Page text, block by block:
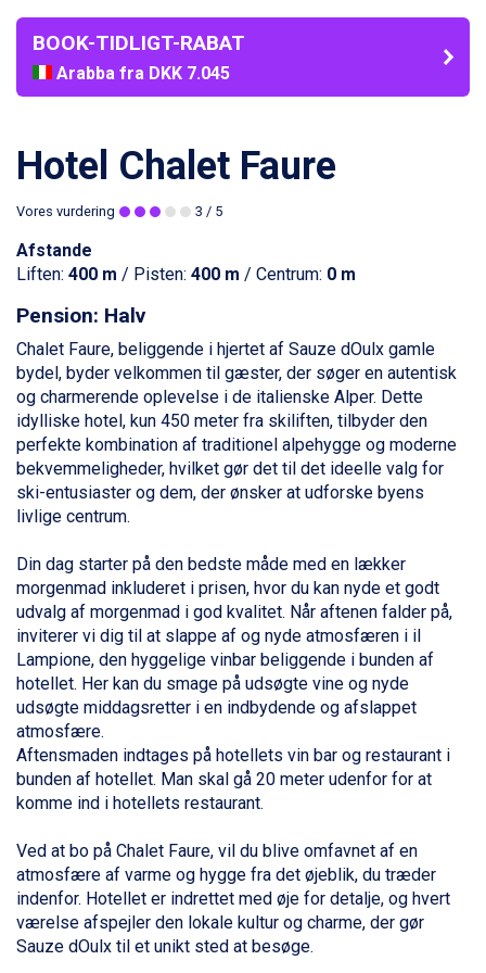
BOOK-TIDLIGT-RABAT
Arabba fra DKK 7.045
La Thuile fra DKK 4.595
Cervinia fra DKK 5.295
Sölden fra DKK 8.445
Passo Tonale fra DKK 3.795
Saalbach fra DKK 5.945
Champoluc fra DKK 3.795
Sestriere fra DKK 4.395
Wagrain fra DKK 4.645
Fieberbrunn fra DKK 6.145
St. Anton fra DKK 7.245
Zell am See fra DKK 4.095
Livigno fra DKK 4.145
Canazei fra DKK 4.745
Ponte di Legno fra DKK 4.745
Sauze dOulx fra DKK 4.045
Alleghe fra DKK 5.595
Bad Gastein fra DKK 4.195
Arabba fra DKK 7.045
La Thuile fra DKK 4.595
Val Thorens fra DKK 5.395
Cervinia fra DKK 5.295
Sölden fra DKK 8.445
Bad Hofgastein fra DKK 5.495
Passo Tonale fra DKK 3.795
Saalbach fra DKK 5.945
Champoluc fra DKK 3.795
Sestriere fra DKK 4.395
Wagrain fra DKK 4.645
Ischgl fra DKK 7.095
Fieberbrunn fra DKK 6.145
St. Anton fra DKK 7.245
Zell am See fra DKK 4.095
Livigno fra DKK 4.145
Canazei fra DKK 4.745
Hotel Chalet Faure
Vores vurdering 3 / 5
Afstande
Liften: 400 m / Pisten: 400 m / Centrum: 0 m
Pension: Halv
Chalet Faure, beliggende i hjertet af Sauze dOulx gamle
bydel, byder velkommen til gæster, der søger en autentisk
og charmerende oplevelse i de italienske Alper. Dette
idylliske hotel, kun 450 meter fra skiliften, tilbyder den
perfekte kombination af traditionel alpehygge og moderne
bekvemmeligheder, hvilket gør det til det ideelle valg for
ski-entusiaster og dem, der ønsker at udforske byens
livlige centrum.
Din dag starter på den bedste måde med en lækker
morgenmad inkluderet i prisen, hvor du kan nyde et godt
udvalg af morgenmad i god kvalitet. Når aftenen falder på,
inviterer vi dig til at slappe af og nyde atmosfæren i il
Lampione, den hyggelige vinbar beliggende i bunden af
hotellet. Her kan du smage på udsøgte vine og nyde
udsøgte middagsretter i en indbydende og afslappet
atmosfære.
Aftensmaden indtages på hotellets vin bar og restaurant i
bunden af hotellet. Man skal gå 20 meter udenfor for at
komme ind i hotellets restaurant.
Ved at bo på Chalet Faure, vil du blive omfavnet af en
atmosfære af varme og hygge fra det øjeblik, du træder
indenfor. Hotellet er indrettet med øje for detalje, og hvert
værelse afspejler den lokale kultur og charme, der gør
Sauze dOulx til et unikt sted at besøge.